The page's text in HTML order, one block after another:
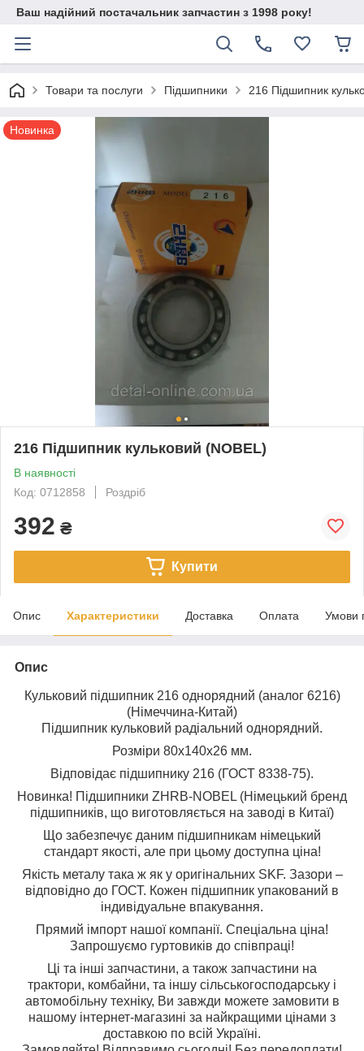
Ваш надійний постачальник запчастин з 1998 року!
Товари та послуги Підшипники 216 Підшипник
Новинка
216 Підшипник кульковий (NOBEL)
В наявності
Код: 0712858
Роздріб
392 ₴
Купити
Опис Характеристики Доставка Оплата Умови
Опис
Кульковий підшипник 216 однорядний (аналог 6216)
(Німеччина-Китай)
Підшипник кульковий радіальний однорядний.
Розміри 80x140x26 мм.
Відповідає підшипнику 216 (ГОСТ 8338-75).
Новинка! Підшипники ZHRB-NOBEL (Німецький бренд
підшипників, що виготовляється на заводі в Китаї)
Що забезпечує даним підшипникам німецький
стандарт якості, але при цьому доступна ціна!
Якість металу така ж як у оригінальних SKF. Зазори –
відповідно до ГОСТ. Кожен підшипник упакований в
індивідуальне впакування.
Прямий імпорт нашої компанії. Спеціальна ціна!
Запрошуємо гуртовиків до співпраці!
Ці та інші запчастини, а також запчастини на
трактори, комбайни, та іншу сільськогосподарську і
автомобільну техніку, Ви завжди можете замовити в
нашому інтернет-магазині за найкращими цінами з
доставкою по всій Україні.